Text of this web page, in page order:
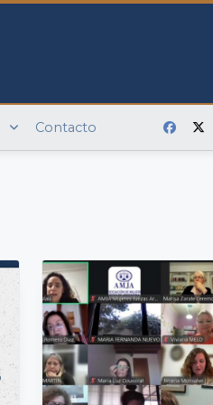
Contacto